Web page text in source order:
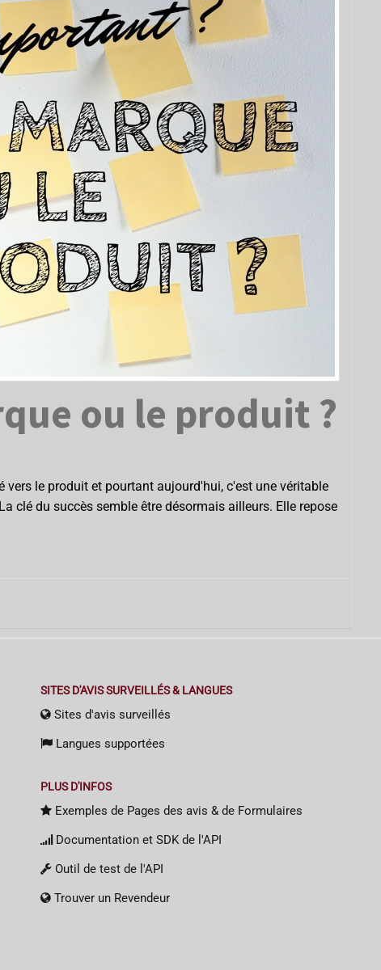
ou le produit ?
le produit et pourtant aujourd'hui, c'est une véritable
clé du succès semble être désormais ailleurs. Elle repose
SITES D'AVIS SURVEILLÉS & LANGUES
Sites d'avis surveillés
Langues supportées
PLUS D'INFOS
Exemples de Pages des avis & de Formulaires
Documentation et SDK de l'API
Outil de test de l'API
Trouver un Revendeur